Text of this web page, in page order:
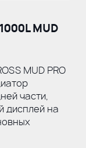
MUD
MUD PRO
части,
дисплей на